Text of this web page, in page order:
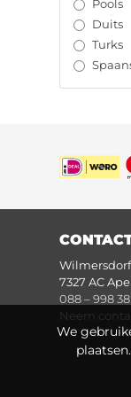
Pools
Duits
Turks
7327 AC
088 – 998
Neem
We